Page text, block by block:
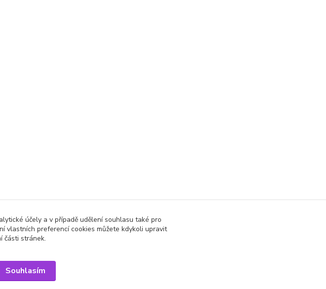
účely a v případě udělení souhlasu také pro
vlastních preferencí cookies můžete kdykoli upravit
části stránek.
Souhlasím